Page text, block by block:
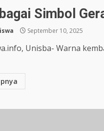
Simbol
September 10, 2025
Unisba- Warna